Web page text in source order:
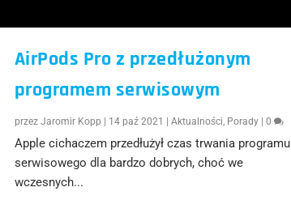
AirPods Pro z przedłużonym
programem serwisowym
przez Jaromir Kopp 14 paź 2021 Aktualności, Porady| 0
Apple cichaczem przedłużył czas trwania programu
serwisowego dla bardzo dobrych, choć we
wczesnych...